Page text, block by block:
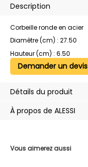
Vous aimerez aussi
Description
Corbeille ronde en acier
Diamètre (cm) : 27.50
Hauteur (cm) : 6.50
Demander un devis
Détails du produit
À propos de ALESSI